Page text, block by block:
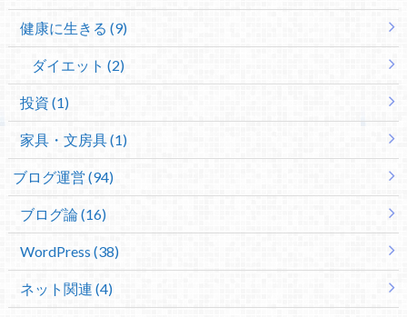
健康に生きる (9)
ダイエット (2)
投資 (1)
家具・文房具 (1)
ブログ運営 (94)
ブログ論 (16)
WordPress (38)
ネット関連 (4)